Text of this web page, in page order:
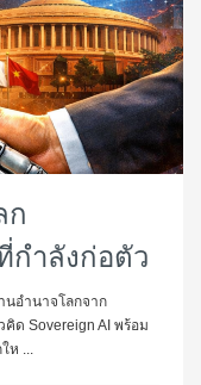
ก
กำลังก่อตัว
นอำนาจโลกจาก
ด Sovereign AI พร้อม
ห ...